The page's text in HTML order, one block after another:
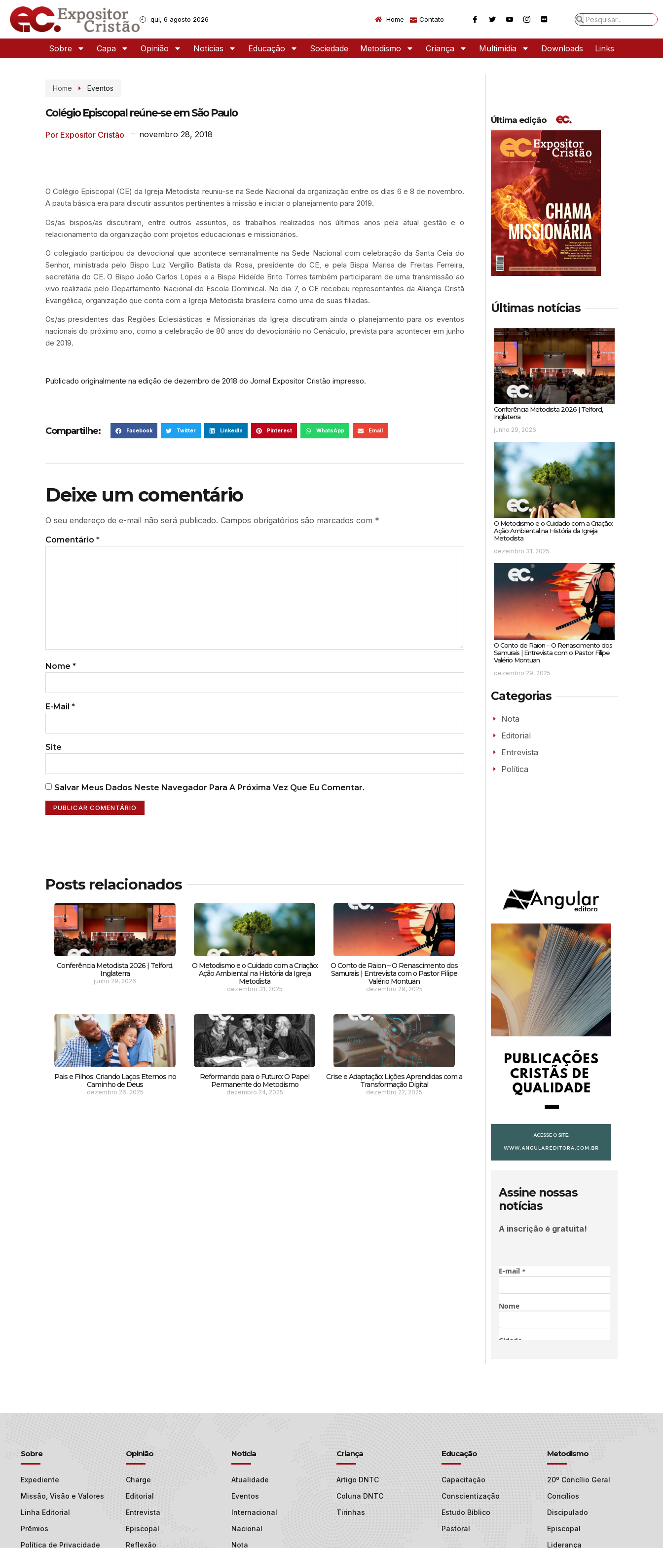
qui, 6 agosto 2026 Home Contato
Sobre Capa Opinião Notícias Educação Sociedade Metodismo Criança Multimídia Downloads Links
Home Eventos
Colégio Episcopal reúne-se em São Paulo
Por Expositor Cristão novembro 28, 2018
O Colégio Episcopal (CE) da Igreja Metodista reuniu-se na Sede Nacional da organização entre os dias 6 e 8 de novembro.
A pauta básica era para discutir assuntos pertinentes à missão e iniciar o planejamento para 2019.
Os/as bispos/as discutiram, entre outros assuntos, os trabalhos realizados nos últimos anos pela atual gestão e o
relacionamento da organização com projetos educacionais e missionários.
O colegiado participou da devocional que acontece semanalmente na Sede Nacional com celebração da Santa Ceia do
Senhor, ministrada pelo Bispo Luiz Vergílio Batista da Rosa, presidente do CE, e pela Bispa Marisa de Freitas Ferreira,
secretária do CE. O Bispo João Carlos Lopes e a Bispa Hideíde Brito Torres também participaram de uma transmissão ao
vivo realizada pelo Departamento Nacional de Escola Dominical. No dia 7, o CE recebeu representantes da Aliança Cristã
Evangélica, organização que conta com a Igreja Metodista brasileira como uma de suas filiadas.
Os/as presidentes das Regiões Eclesiásticas e Missionárias da Igreja discutiram ainda o planejamento para os eventos
nacionais do próximo ano, como a celebração de 80 anos do devocionário no Cenáculo, prevista para acontecer em junho
de 2019.
Publicado originalmente na edição de dezembro de 2018 do Jornal Expositor Cristão impresso.
Compartilhe: Facebook Twitter LinkedIn Pinterest WhatsApp Email
Deixe um comentário
O seu endereço de e-mail não será publicado. Campos obrigatórios são marcados com *
Comentário *
Nome *
E-Mail *
Site
Salvar Meus Dados Neste Navegador Para A Próxima Vez Que Eu Comentar.
Posts relacionados
Conferência Metodista 2026 | Telford,
Inglaterra
junho 29, 2026
O Metodismo e o Cuidado com a Criação:
Ação Ambiental na História da Igreja
Metodista
dezembro 31, 2025
O Conto de Raion – O Renascimento dos
Samurais | Entrevista com o Pastor Filipe
Valério Montuan
dezembro 29, 2025
Pais e Filhos: Criando Laços Eternos no
Caminho de Deus
dezembro 26, 2025
Reformando para o Futuro: O Papel
Permanente do Metodismo
dezembro 24, 2025
Crise e Adaptação: Lições Aprendidas com a
Transformação Digital
dezembro 22, 2025
Última edição
Últimas notícias
Conferência Metodista 2026 | Telford,
Inglaterra
junho 29, 2026
O Metodismo e o Cuidado com a Criação:
Ação Ambiental na História da Igreja
Metodista
dezembro 31, 2025
O Conto de Raion – O Renascimento dos
Samurais | Entrevista com o Pastor Filipe
Valério Montuan
dezembro 29, 2025
Categorias
Nota
Editorial
Entrevista
Política
Assine nossas
notícias
A inscrição é gratuita!
Sobre
Expediente
Missão, Visão e Valores
Linha Editorial
Prêmios
Política de Privacidade
Opinião
Charge
Editorial
Entrevista
Episcopal
Reflexão
Notícia
Atualidade
Eventos
Internacional
Nacional
Nota
Criança
Artigo DNTC
Coluna DNTC
Tirinhas
Educação
Capacitação
Conscientização
Estudo Bíblico
Pastoral
Metodismo
20º Concílio Geral
Concílios
Discipulado
Episcopal
Liderança